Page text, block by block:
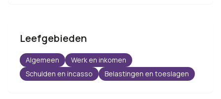
Leefgebieden
Algemeen
Werk en inkomen
Schulden en incasso
Belastingen en toeslagen